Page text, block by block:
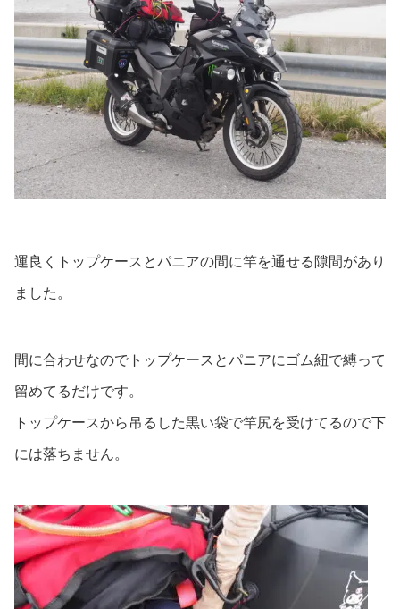
運良くトップケースとパニアの間に竿を通せる隙間があり
ました。
間に合わせなのでトップケースとパニアにゴム紐で縛って
留めてるだけです。
トップケースから吊るした黒い袋で竿尻を受けてるので下
には落ちません。